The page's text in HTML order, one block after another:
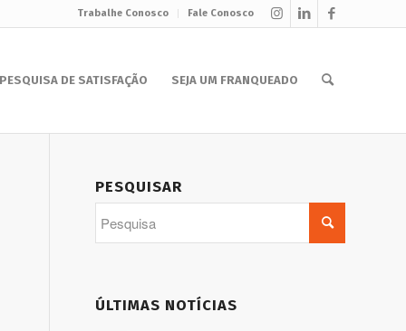
Trabalhe Conosco Fale Conosco
PESQUISA DE SATISFAÇÃO SEJA UM FRANQUEADO
PESQUISAR
ÚLTIMAS NOTÍCIAS